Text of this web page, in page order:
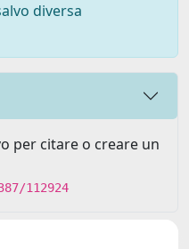
diversa
per citare o creare un
112924